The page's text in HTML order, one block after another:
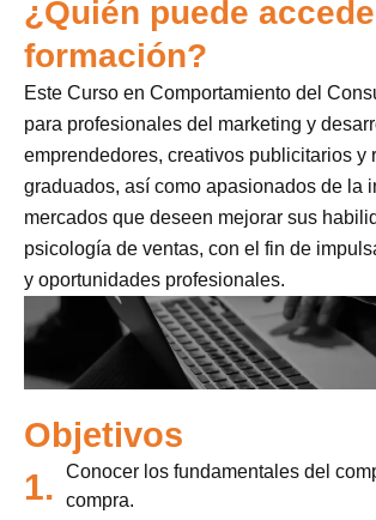
¿Quién puede
formación?
Este Curso en Comportamiento del
para profesionales del marketing y
emprendedores, creativos publicitarios y
graduados, así como apasionados de la
mercados que deseen mejorar sus
psicología de ventas, con el fin de
y oportunidades profesionales.
Objetivos
1.
Conocer los fundamentales del
compra.
experiencia en nuestra
Puedes aprender más sobre